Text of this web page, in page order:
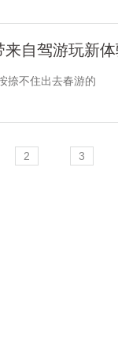
来自驾游玩新
不住出去春游的
2 3